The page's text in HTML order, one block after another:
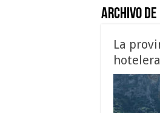
Archivo
La